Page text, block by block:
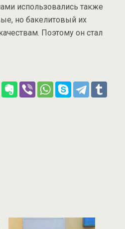
использовались также
но бакелитовый их
Поэтому он стал